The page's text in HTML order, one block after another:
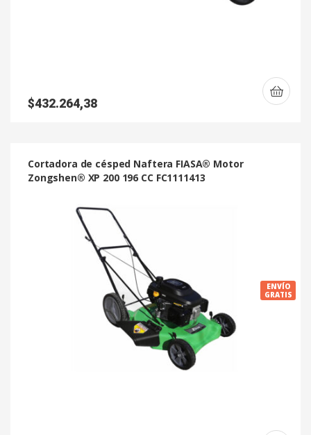
$432.264,38
Cortadora de césped Naftera FIASA® Motor
Zongshen® XP 200 196 CC FC1111413
ENVÍO
GRATIS